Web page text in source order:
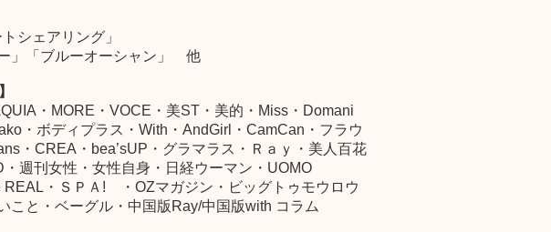
シェアリング」
ー」「ブルーオーシャン」 他
・MORE・VOCE・美ST・美的・Miss・Domani
・ボディプラス・With・AndGirl・CamCan・フラウ
・CREA・bea’sUP・グラマラス・Ｒａｙ・美人百花
・週刊女性・女性自身・日経ウーマン・UOMO
REAL・ＳＰＡ! ・OZマガジン・ビッグトゥモウロウ
こと・ベーグル・中国版Ray/中国版with コラム